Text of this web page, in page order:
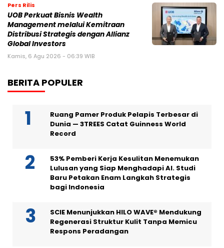
Pers Rilis
UOB Perkuat Bisnis Wealth
Management melalui Kemitraan
Distribusi Strategis dengan Allianz
Global Investors
Kamis, 6 Agu 2026 - 06:39 WIB
BERITA POPULER
Ruang Pamer Produk Pelapis Terbesar di
Dunia — 3TREES Catat Guinness World
Record
53% Pemberi Kerja Kesulitan Menemukan
Lulusan yang Siap Menghadapi AI. Studi
Baru Petakan Enam Langkah Strategis
bagi Indonesia
SCIE Menunjukkan HILO WAVE® Mendukung
Regenerasi Struktur Kulit Tanpa Memicu
Respons Peradangan